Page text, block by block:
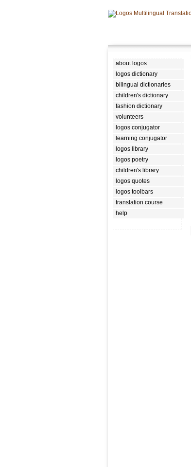
about logos
logos dictionary
bilingual dictionaries
children's dictionary
fashion dictionary
volunteers
logos conjugator
learning conjugator
logos library
logos poetry
children's library
logos quotes
logos toolbars
translation course
help